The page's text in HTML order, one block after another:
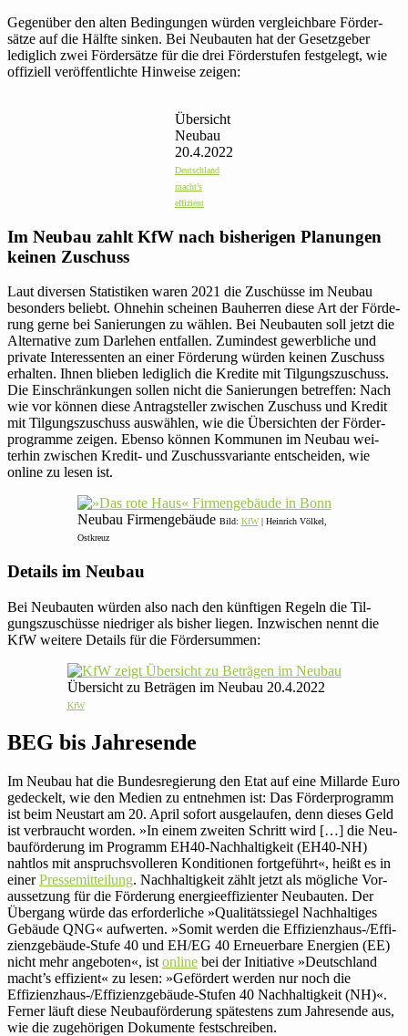
Gegen­über den alten Bedin­gungen würden ver­gleich­bare För­der­
sätze auf die Hälfte sinken. Bei Neu­bauten hat der Gesetz­geber
ledig­lich zwei För­der­sätze für die drei För­der­stufen fest­ge­legt, wie
offi­ziell ver­öf­fent­lichte Hin­weise zeigen:
Über­sicht
Neubau
20.4.2022
Deutsch­land
macht’s
effizient
Im Neubau zahlt KfW nach bis­he­rigen Pla­nungen
keinen Zuschuss
Laut diversen Sta­tis­tiken waren 2021 die Zuschüsse im Neubau
beson­ders beliebt. Ohnehin scheinen Bau­herren diese Art der För­de­
rung gerne bei Sanie­rungen zu wählen. Bei Neu­bauten soll jetzt die
Alter­na­tive zum Dar­lehen ent­fallen. Zumin­dest gewerb­liche und
private Inter­es­senten an einer För­de­rung würden keinen Zuschuss
erhalten. Ihnen blieben ledig­lich die Kredite mit Tilgungs­zuschuss.
Die Ein­schrän­kungen sollen nicht die Sanie­rungen betreffen: Nach
wie vor können diese Antrag­steller zwi­schen Zuschuss und Kredit
mit Tilgungs­zuschuss aus­wählen, wie die Über­sichten der För­der­
pro­gramme zeigen. Ebenso können Kom­munen im Neubau wei­
terhin zwi­schen Kredit- und Zuschuss­variante ent­scheiden, wie
online zu lesen ist.
Neubau Fir­men­ge­bäude Bild: KfW| Hein­rich Völkel,
Ostkreuz
Details im Neubau
Bei Neu­bauten würden also nach den künf­tigen Regeln die Til­
gungs­zu­schüsse nied­riger als bisher liegen. Inzwi­schen nennt die
KfW weitere Details für die Fördersummen:
Über­sicht zu Beträgen im Neubau 20.4.2022
KfW
BEG bis Jahresende
Im Neubau hat die Bun­des­re­gie­rung den Etat auf eine Mil­larde Euro
gede­ckelt, wie den Medien zu ent­nehmen ist: Das För­der­pro­gramm
ist beim Neu­start am 20. April sofort aus­ge­laufen, denn dieses Geld
ist ver­braucht worden. »In einem zweiten Schritt wird […] die Neu­
bau­för­de­rung im Pro­gramm EH40-Nach­hal­tig­keit (EH40-NH)
nahtlos mit anspruchs­vol­leren Kon­di­tionen fort­ge­führt«, heißt es in
einerPres­se­mit­tei­lung. Nach­hal­tig­keit zählt jetzt als mög­liche Vor­
aus­set­zung für die För­de­rung ener­gie­ef­fi­zi­enter Neu­bauten. Der
Über­gang würde das erfor­der­liche »Qua­li­täts­siegel Nach­hal­tiges
Gebäude QNG« auf­werten. »Somit werden die Effizienz­haus-/Ef­fi­
zi­enz­ge­bäude-Stufe 40 und EH/​EG 40 Erneu­er­bare Ener­gien (EE)
nicht mehr ange­boten«, ist online bei der Initia­tive »Deutsch­land
macht’s effi­zient« zu lesen: »Geför­dert werden nur noch die
Effizienz­haus-/Ef­fi­zi­enz­ge­bäude-Stufen 40 Nach­hal­tig­keit (NH)«.
Ferner läuft diese Neu­bau­för­de­rung spä­tes­tens zum Jah­res­ende aus,
wie die zuge­hö­rigen Doku­mente festschreiben.